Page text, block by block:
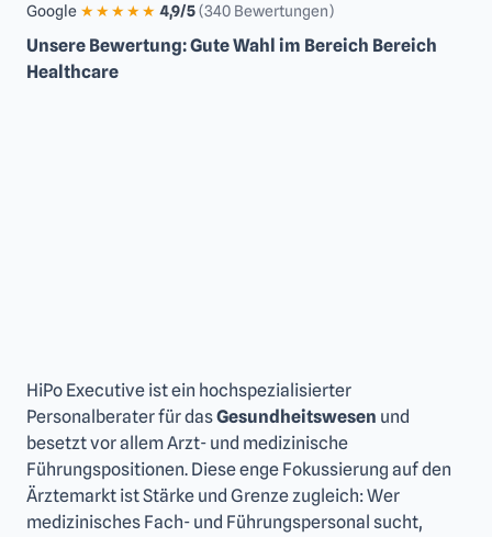
Google ★★★★★ 4,9/5(340 Bewertungen)
Unsere Bewertung: Gute Wahl im Bereich Bereich
Healthcare
HiPo Executive ist ein hochspezialisierter
Personalberater für dasGesundheitswesen und
besetzt vor allem Arzt- und medizinische
Führungspositionen. Diese enge Fokussierung auf den
Ärztemarkt ist Stärke und Grenze zugleich: Wer
medizinisches Fach- und Führungspersonal sucht,